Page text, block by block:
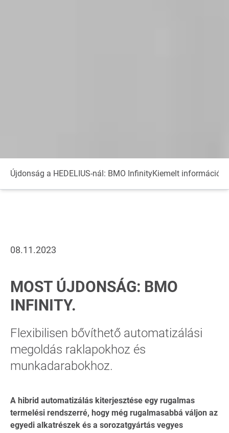
Újdonság a HEDELIUS-nál: BMO InfinityKiemelt információk
08.11.2023
MOST ÚJDONSÁG: BMO
INFINITY.
Flexibilisen bővíthető automatizálási
megoldás raklapokhoz és
munkadarabokhoz.
A hibrid automatizálás kiterjesztése egy rugalmas
termelési rendszerré, hogy még rugalmasabbá váljon az
egyedi alkatrészek és a sorozatgyártás vegyes